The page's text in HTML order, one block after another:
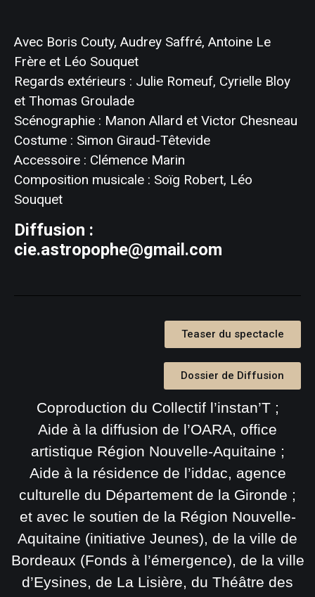
Avec Boris Couty, Audrey Saffré, Antoine Le
Frère et Léo Souquet
Regards extérieurs : Julie Romeuf, Cyrielle Bloy
et Thomas Groulade
Scénographie : Manon Allard et Victor Chesneau
Costume : Simon Giraud-Têtevide
Accessoire : Clémence Marin
Composition musicale : Soïg Robert, Léo
Souquet
Diffusion :
cie.astropophe@gmail.com
Teaser du spectacle
Dossier de Diffusion
Coproduction du Collectif l’instan’T ;
Aide à la diffusion de l’OARA, office
artistique Région Nouvelle-Aquitaine ;
Aide à la résidence de l’iddac, agence
culturelle du Département de la Gironde ;
et avec le soutien de la Région Nouvelle-
Aquitaine (initiative Jeunes), de la ville de
Bordeaux (Fonds à l’émergence), de la ville
d’Eysines, de La Lisière, du Théâtre des